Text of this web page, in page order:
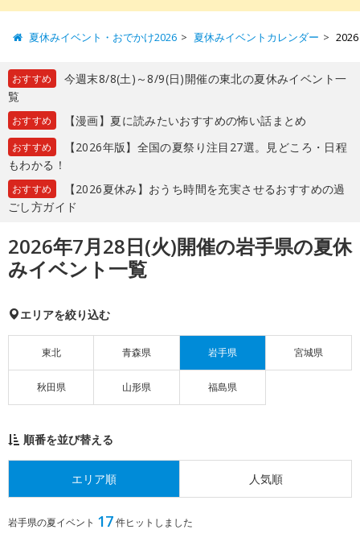
夏休みイベント・おでかけ2026 夏休みイベントカレンダー
おすすめ
今週末8/8(土)～8/9(日)開催の東北の夏休みイベント一
覧
おすすめ 【漫画】夏に読みたいおすすめの怖い話まとめ
おすすめ
【2026年版】全国の夏祭り注目27選。見どころ・日程
もわかる！
おすすめ
【2026夏休み】おうち時間を充実させるおすすめの過
ごし方ガイド
2026年7月28日(火)開催の岩手県の夏休
みイベント一覧
エリアを絞り込む
東北 青森県 岩手県 宮城県
秋田県 山形県 福島県
順番を並び替える
エリア順 人気順
岩手県の夏イベント 17件ヒットしました